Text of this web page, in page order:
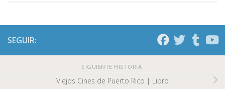
SEGUIR:
SIGUIENTE HISTORIA
Viejos Cines de Puerto Rico | Libro